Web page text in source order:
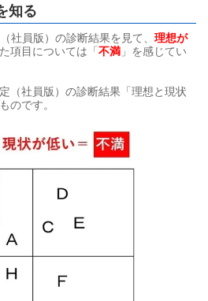
知る
社員版）の診断結果を見て、 理想が
項目については「 不満 」を感じてい
（社員版）の診断結果「理想と現状
のです。